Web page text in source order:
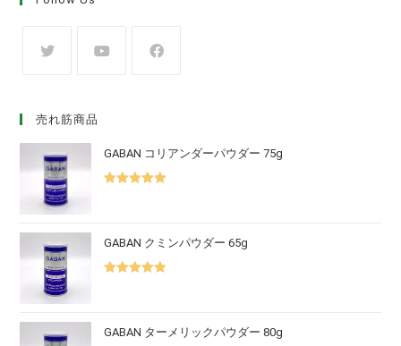
売れ筋商品
GABAN コリアンダーパウダー 75g
GABAN クミンパウダー 65g
GABAN ターメリックパウダー 80g